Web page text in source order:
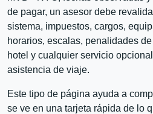
de pagar, un asesor debe
sistema, impuestos, cargos,
horarios, escalas, penalidades
hotel y cualquier servicio
asistencia de viaje.
Este tipo de página ayuda a
se ve en una tarjeta rápida de lo